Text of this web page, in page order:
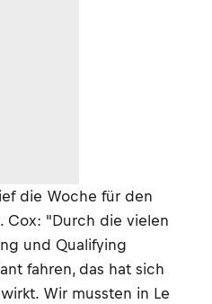
die Woche für den
Cox: "Durch die vielen
und Qualifying
fahren, das hat sich
Wir mussten in Le